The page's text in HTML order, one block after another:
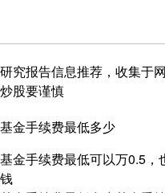
研究报告信息推荐，收集于
炒股要谨慎
基金手续费最低多少
基金手续费最低可以万0.5
钱